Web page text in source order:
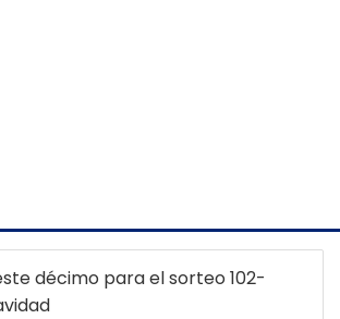
décimo para el sorteo 102-